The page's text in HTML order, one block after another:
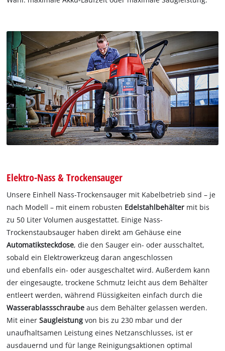
Elektro-Nass & Trockensauger
Unsere Einhell Nass-Trockensauger mit Kabelbetrieb sind – je
nach Modell – mit einem robusten Edelstahlbehälter mit bis
zu 50 Liter Volumen ausgestattet. Einige Nass-
Trockenstaubsauger haben direkt am Gehäuse eine
Automatiksteckdose, die den Sauger ein- oder ausschaltet,
sobald ein Elektrowerkzeug daran angeschlossen
und ebenfalls ein- oder ausgeschaltet wird. Außerdem kann
der eingesaugte, trockene Schmutz leicht aus dem Behälter
entleert werden, während Flüssigkeiten einfach durch die
Wasserablassschraubeaus dem Behälter gelassen werden.
Mit einerSaugleistungvon bis zu 230 mbar und der
unaufhaltsamen Leistung eines Netzanschlusses, ist er
ausdauernd und für lange Reinigungsaktionen optimal